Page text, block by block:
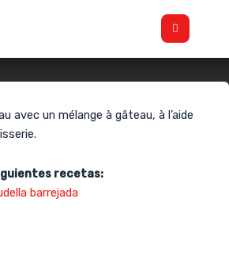
avec un mélange à gâteau, à l’aide
recetas:
barrejada